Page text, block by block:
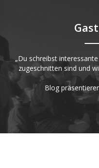
„Du schreibst
zugeschnitten sind und
Blog